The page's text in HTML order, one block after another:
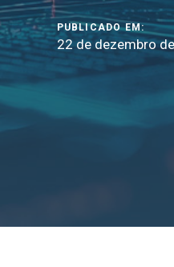
PUBLICADO EM:
22 de dezembro